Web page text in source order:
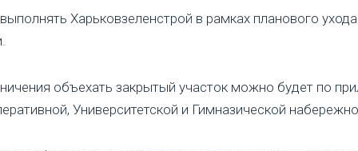
Харьковзеленстрой в рамках планового
объехать закрытый участок можно будет по
Университетской и Гимназической